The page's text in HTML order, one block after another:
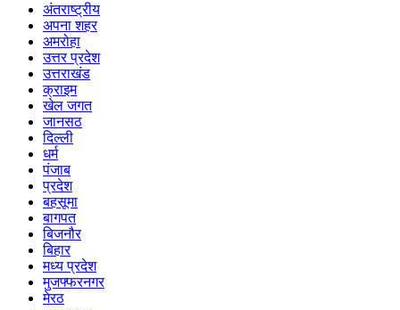
अंतराष्ट्रीय
अपना शहर
अमरोहा
उत्तर प्रदेश
उत्तराखंड
क्राइम
खेल जगत
जानसठ
दिल्ली
धर्म
पंजाब
प्रदेश
बहसूमा
बागपत
बिजनौर
बिहार
मध्य प्रदेश
मुजफ्फरनगर
मेरठ